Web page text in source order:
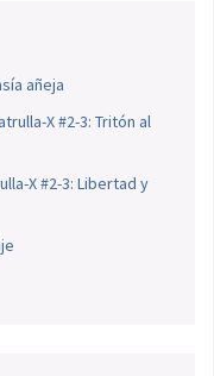
añeja
X #2-3: Tritón al
X #2-3: Libertad y